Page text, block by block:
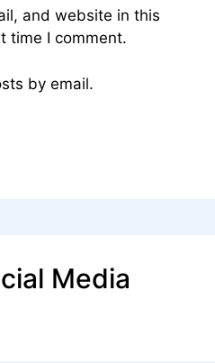
and website in this
time I comment.
by email.
Media